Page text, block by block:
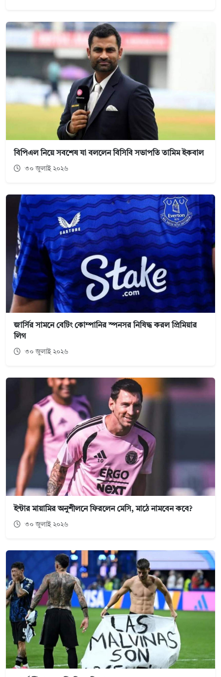
বিপিএল নিয়ে সবশেষ যা বললেন বিসিবি সভাপতি তামিম ইকবাল
৩০ জুলাই ২০২৬
জার্সির সামনে বেটিং কোম্পানির স্পনসর নিষিদ্ধ করল প্রিমিয়ার
লিগ
৩০ জুলাই ২০২৬
ইন্টার মায়ামির অনুশীলনে ফিরলেন মেসি, মাঠে নামবেন কবে?
৩০ জুলাই ২০২৬